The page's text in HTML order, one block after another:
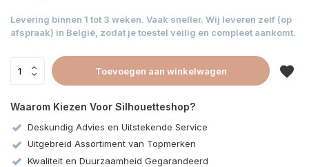
Levering binnen 1 tot 3 weken. Vaak sneller. Wij leveren zelf (op
afspraak) in België, zodat je toestel veilig en compleet aankomt.
Toevoegen aan winkelwagen
Waarom Kiezen Voor Silhouetteshop?
Deskundig Advies en Uitstekende Service
Uitgebreid Assortiment van Topmerken
Kwaliteit en Duurzaamheid Gegarandeerd